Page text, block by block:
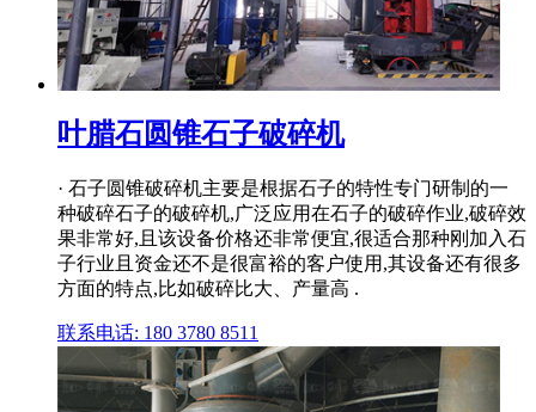
叶腊石圆锥石子破碎机
· 石子圆锥破碎机主要是根据石子的特性专门研制的一
种破碎石子的破碎机,广泛应用在石子的破碎作业,破碎效
果非常好,且该设备价格还非常便宜,很适合那种刚加入石
子行业且资金还不是很富裕的客户使用,其设备还有很多
方面的特点,比如破碎比大、产量高 .
联系电话: 180 3780 8511